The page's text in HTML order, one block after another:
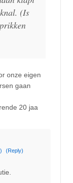
(Is
onze eigen
gaan
20 jaa
(Reply)